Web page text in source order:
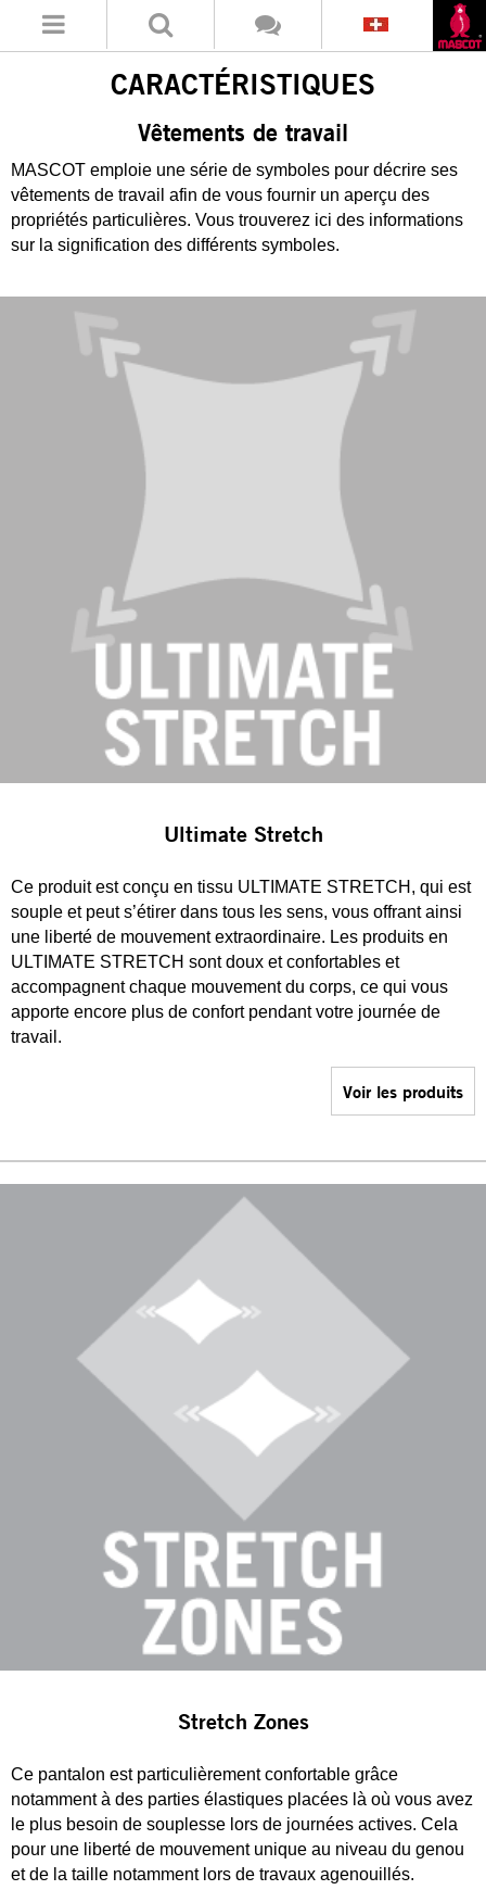
CARACTÉRISTIQUES
Vêtements de travail
MASCOT emploie une série de symboles pour décrire ses
vêtements de travail afin de vous fournir un aperçu des
propriétés particulières. Vous trouverez ici des informations
sur la signification des différents symboles.
Ultimate Stretch
Ce produit est conçu en tissu ULTIMATE STRETCH, qui est
souple et peut s’étirer dans tous les sens, vous offrant ainsi
une liberté de mouvement extraordinaire. Les produits en
ULTIMATE STRETCH sont doux et confortables et
accompagnent chaque mouvement du corps, ce qui vous
apporte encore plus de confort pendant votre journée de
travail.
Voir les produits
Stretch Zones
Ce pantalon est particulièrement confortable grâce
notamment à des parties élastiques placées là où vous avez
le plus besoin de souplesse lors de journées actives. Cela
pour une liberté de mouvement unique au niveau du genou
et de la taille notamment lors de travaux agenouillés.